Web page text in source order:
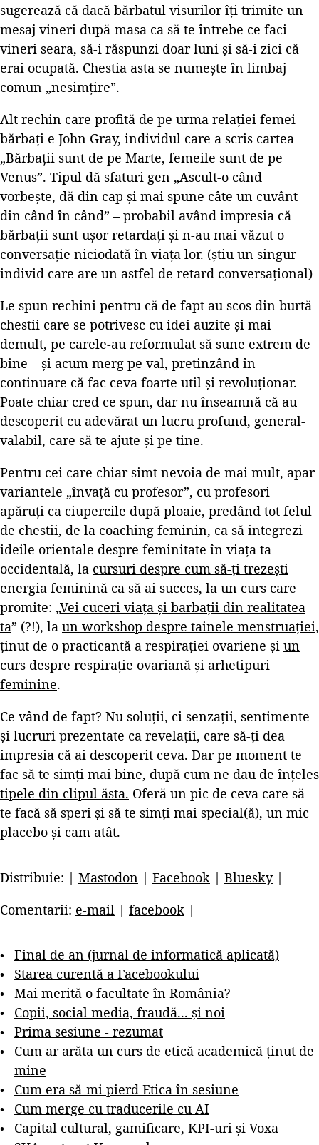
sugerează că dacă bărbatul visurilor îți trimite un
mesaj vineri după-masa ca să te întrebe ce faci
vineri seara, să-i răspunzi doar luni și să-i zici că
erai ocupată. Chestia asta se numește în limbaj
comun „nesimțire”.
Alt rechin care profită de pe urma relației femei-
bărbați e John Gray, individul care a scris cartea
„Bărbații sunt de pe Marte, femeile sunt de pe
Venus”. Tipul dă sfaturi gen „Ascult-o când
vorbește, dă din cap și mai spune câte un cuvânt
din când în când” – probabil având impresia că
bărbații sunt ușor retardați și n-au mai văzut o
conversație niciodată în viața lor. (știu un singur
individ care are un astfel de retard conversațional)
Le spun rechini pentru că de fapt au scos din burtă
chestii care se potrivesc cu idei auzite și mai
demult, pe carele-au reformulat să sune extrem de
bine – și acum merg pe val, pretinzând în
continuare că fac ceva foarte util și revoluționar.
Poate chiar cred ce spun, dar nu înseamnă că au
descoperit cu adevărat un lucru profund, general-
valabil, care să te ajute și pe tine.
Pentru cei care chiar simt nevoia de mai mult, apar
variantele „învață cu profesor”, cu profesori
apăruți ca ciupercile după ploaie, predând tot felul
de chestii, de la coaching feminin, ca să integrezi
ideile orientale despre feminitate în viața ta
occidentală, la cursuri despre cum să-ți trezești
energia feminină ca să ai succes, la un curs care
promite: „Vei cuceri viața și barbații din realitatea
ta” (?!), la un workshop despre tainele menstruației,
ținut de o practicantă a respirației ovariene și un
curs despre respirație ovariană și arhetipuri
feminine.
Ce vând de fapt? Nu soluții, ci senzații, sentimente
și lucruri prezentate ca revelații, care să-ți dea
impresia că ai descoperit ceva. Dar pe moment te
fac să te simți mai bine, după cum ne dau de înțeles
tipele din clipul ăsta. Oferă un pic de ceva care să
te facă să speri și să te simți mai special(ă), un mic
placebo și cam atât.
Distribuie: | Mastodon | Facebook | Bluesky|
Comentarii: e-mail | facebook |
Final de an (jurnal de informatică aplicată)
Starea curentă a Facebookului
Mai merită o facultate în România?
Copii, social media, fraudă... și noi
Prima sesiune - rezumat
Cum ar arăta un curs de etică academică ținut de
mine
Cum era să-mi pierd Etica în sesiune
Cum merge cu traducerile cu AI
Capital cultural, gamificare, KPI-uri și Voxa